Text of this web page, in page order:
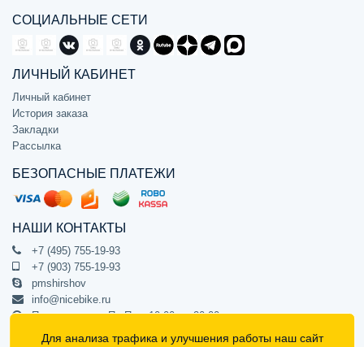
СОЦИАЛЬНЫЕ СЕТИ
ЛИЧНЫЙ КАБИНЕТ
Личный кабинет
История заказа
Закладки
Рассылка
БЕЗОПАСНЫЕ ПЛАТЕЖИ
НАШИ КОНТАКТЫ
+7 (495) 755-19-93
+7 (903) 755-19-93
pmshirshov
info@nicebike.ru
Прием звонков Пн-Пт с 10:00 до 20:00
ПВЗ Пн-Пт с 10:00 до 20:00
Для анализа трафика и улучшения работы наш сайт